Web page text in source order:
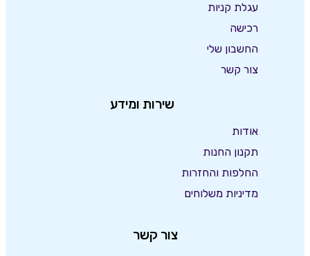
עגלת קניות
רכישה
החשבון שלי
צור קשר
שירות ומידע
אודות
תקנון החנות
החלפות והחזרות
מדיניות משלוחים
צור קשר